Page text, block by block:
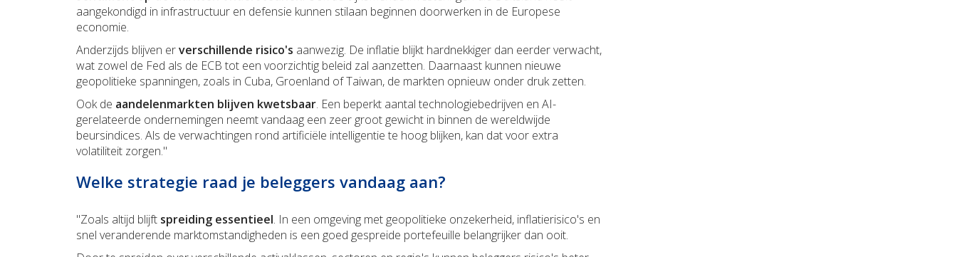
aangekondigd in infrastructuur en defensie kunnen stilaan beginnen doorwerken in de Europese
economie.
Anderzijds blijven erverschillende risico's aanwezig. De inflatie blijkt hardnekkiger dan eerder verwacht,
wat zowel de Fed als de ECB tot een voorzichtig beleid zal aanzetten. Daarnaast kunnen nieuwe
geopolitieke spanningen, zoals in Cuba, Groenland of Taiwan, de markten opnieuw onder druk zetten.
Ook de aandelenmarkten blijven kwetsbaar. Een beperkt aantal technologiebedrijven en AI-
gerelateerde ondernemingen neemt vandaag een zeer groot gewicht in binnen de wereldwijde
beursindices. Als de verwachtingen rond artificiële intelligentie te hoog blijken, kan dat voor extra
volatiliteit zorgen."
Welke strategie raad je beleggers vandaag aan?
"Zoals altijd blijft spreiding essentieel. In een omgeving met geopolitieke onzekerheid, inflatierisico's en
snel veranderende marktomstandigheden is een goed gespreide portefeuille belangrijker dan ooit.